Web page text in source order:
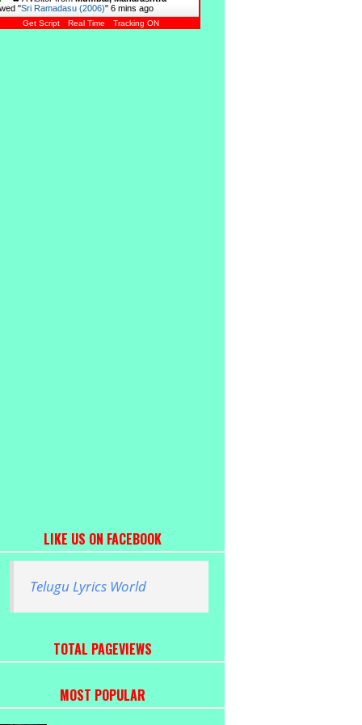
"Sri Ramadasu (2006)" 6 mins ago
Get Script Real Time Tracking ON
LIKE US ON FACEBOOK
Telugu Lyrics World
TOTAL PAGEVIEWS
MOST POPULAR